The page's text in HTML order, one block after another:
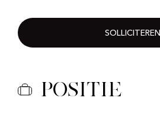
SOLLICITEREN
Positie